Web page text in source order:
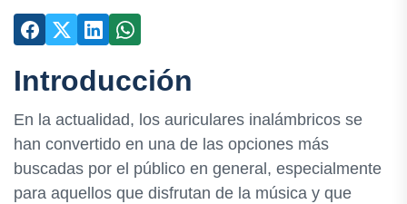
Introducción
En la actualidad, los auriculares inalámbricos se
han convertido en una de las opciones más
buscadas por el público en general, especialmente
para aquellos que disfrutan de la música y que